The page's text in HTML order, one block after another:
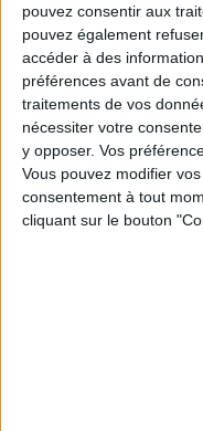
pouvez consentir aux
pouvez également
accéder à des
préférences avant de
traitements de vos
nécessiter votre
y opposer. Vos
Vous pouvez modifier
consentement à tout
cliquant sur le bouton
Sur le même sujet:
Certifiez vos documents
0 Commentaire
Fraude
Sécurité